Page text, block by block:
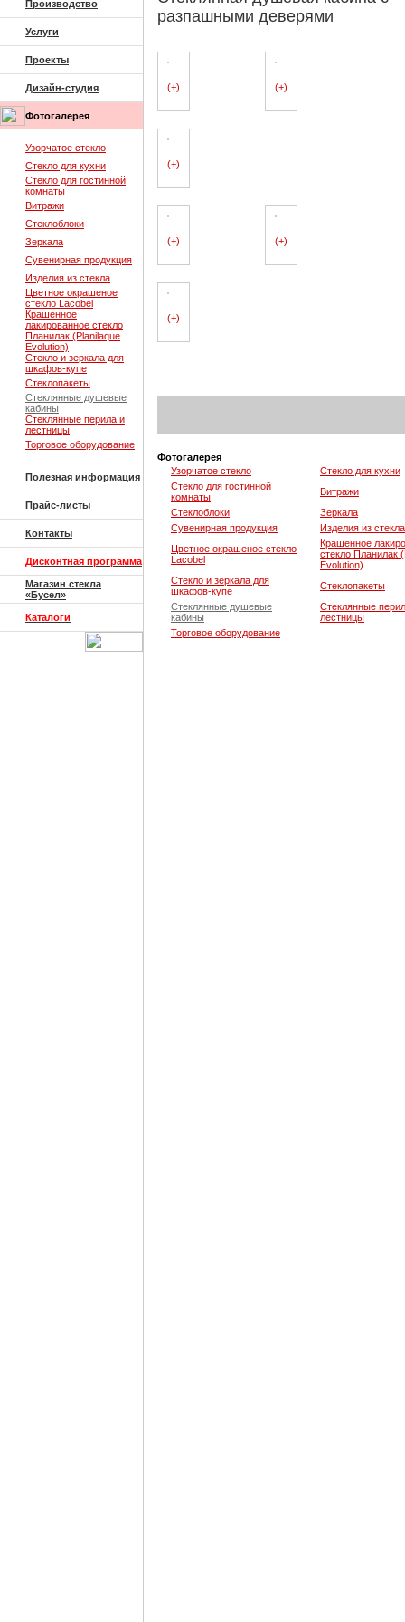
Производство
Услуги
Проекты
Дизайн-студия
Фотогалерея
Узорчатое стекло
Стекло для кухни
Стекло для гостинной
комнаты
Витражи
Стеклоблоки
Зеркала
Сувенирная продукция
Изделия из стекла
Цветное окрашеное
стекло Lacobel
Крашенное
лакированное стекло
Планилак (Planilaque
Evolution)
Стекло и зеркала для
шкафов-купе
Стеклопакеты
Стеклянные душевые
кабины
Стеклянные перила и
лестницы
Торговое оборудование
Полезная информация
Прайс-листы
Контакты
Дисконтная программа
Магазин стекла
«Бусел»
Каталоги
разпашными деверями
(+) (+)
(+)
(+) (+)
(+)
Фотогалерея
Узорчатое стекло
Стекло для кухни
Стекло для гостинной
комнаты
Витражи
Стеклоблоки
Зеркала
Сувенирная продукция
Изделия из стекла
Цветное окрашеное стекло
Lacobel
Крашенное
стекло Планилак
Evolution)
Стекло и зеркала для
шкафов-купе
Стеклопакеты
Стеклянные душевые
кабины
Стеклянные
лестницы
Торговое оборудование